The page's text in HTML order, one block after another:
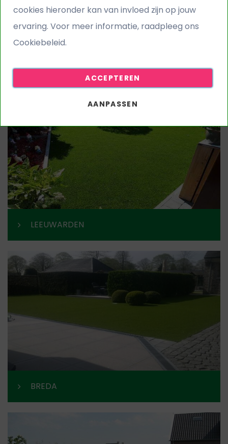
cookies hieronder kan van invloed zijn op jouw
ervaring. Voor meer informatie, raadpleeg ons
Cookiebeleid.
ACCEPTEREN
AANPASSEN
LEEUWARDEN
BREDA